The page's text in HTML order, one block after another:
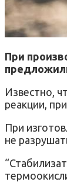
При
Известно,
реакции,
При
не